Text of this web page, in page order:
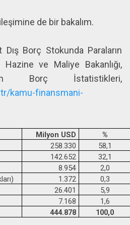
de bir bakalım.
Dış Borç Stokunda Paraların
Hazine ve Maliye Bakanlığı,
Borç İstatistikleri,
kamu-finansmani-
Milyon USD
%
258.330
58,1
142.652
32,1
8.954
2,0
1.372
0,3
26.401
5,9
7.168
1,6
444.878 100,0